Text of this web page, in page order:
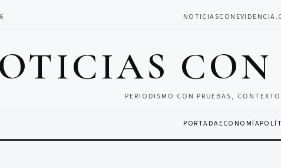
PERIODISMO CON PRUEBAS,
PORTADAECONOMÍA